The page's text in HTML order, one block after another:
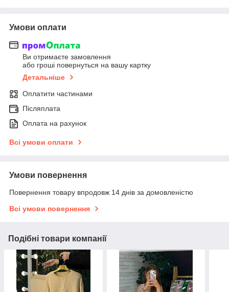
Умови оплати
Ви отримаєте замовлення
або гроші повернуться на вашу картку
Детальніше
Оплатити частинами
Післяплата
Оплата на рахунок
Всі умови оплати
Умови повернення
Повернення товару впродовж 14 днів за домовленістю
Всі умови повернення
Подібні товари компанії